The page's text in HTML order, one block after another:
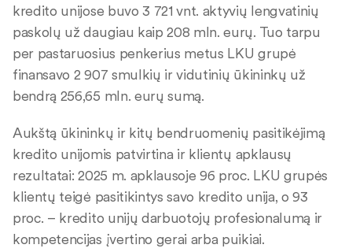
kredito unijose buvo 3 721 vnt. aktyvių lengvatinių
paskolų už daugiau kaip 208 mln. eurų. Tuo tarpu
per pastaruosius penkerius metus LKU grupė
finansavo 2 907 smulkių ir vidutinių ūkininkų už
bendrą 256,65 mln. eurų sumą.
Aukštą ūkininkų ir kitų bendruomenių pasitikėjimą
kredito unijomis patvirtina ir klientų apklausų
rezultatai: 2025 m. apklausoje 96 proc. LKU grupės
klientų teigė pasitikintys savo kredito unija, o 93
proc. – kredito unijų darbuotojų profesionalumą ir
kompetencijas įvertino gerai arba puikiai.